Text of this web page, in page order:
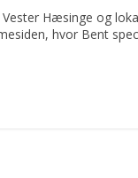
Hæsinge og
hvor Bent